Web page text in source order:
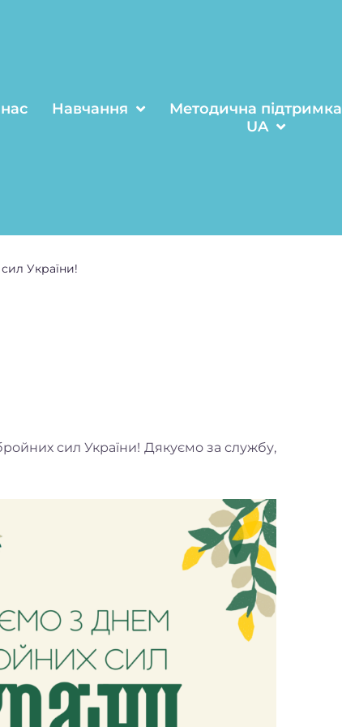
Навчання Методична підтримка
UA
України!
сил України! Дякуємо за службу,